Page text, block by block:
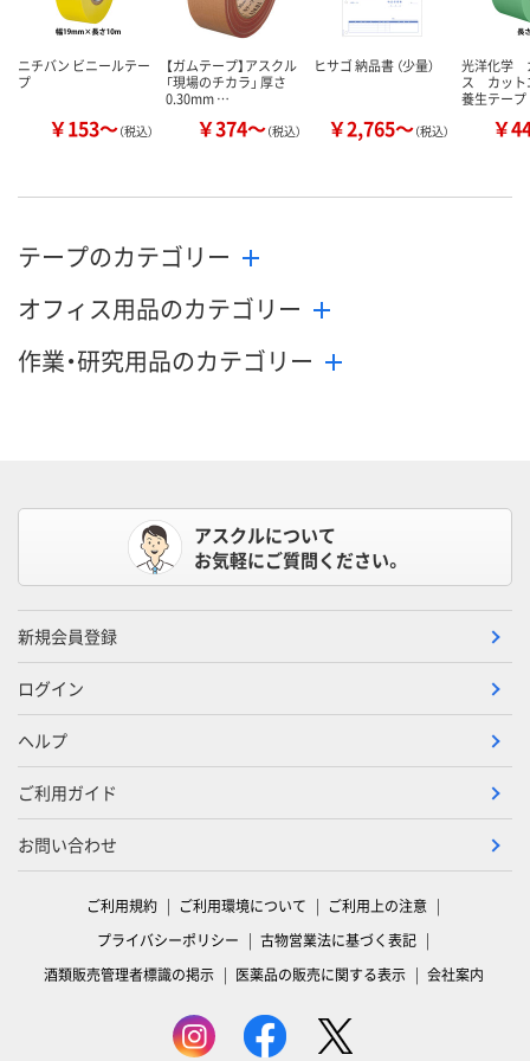
ニチバン ビニールテー
プ
￥153～（税込）
【ガムテープ】アスクル
「現場のチカラ」 厚さ
0.30mm …
￥374～（税込）
ヒサゴ 納品書 （少量）
￥2,765～（税込）
光洋化学
ス カッ
養生テープ
￥
テープのカテゴリー
オフィス用品のカテゴリー
作業・研究用品のカテゴリー
アスクルについて
お気軽にご質問ください。
新規会員登録
ログイン
ヘルプ
ご利用ガイド
お問い合わせ
ご利用規約 ご利用環境について
ご利用上の注意
プライバシーポリシー
古物営業法に基づく表記
酒類販売管理者標識の掲示
医薬品の販売に関する表示 会社案内